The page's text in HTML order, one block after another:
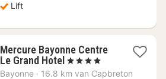
Lift
Mercure Bayonne Centre
Le Grand Hotel 1
nacht
, 4 Sterren
Bayonne · 16.8 km van Capbreton